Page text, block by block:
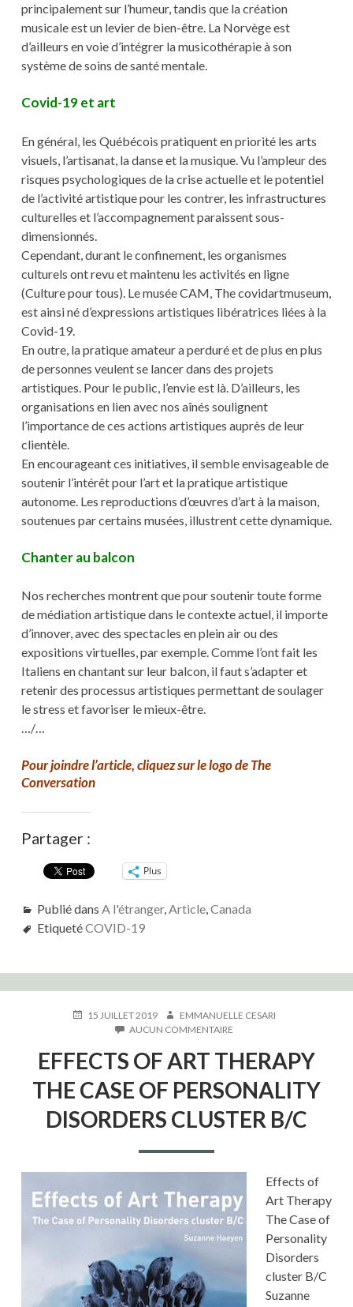
principalement sur l’humeur, tandis que la création
musicale est un levier de bien-être. La Norvège est
d’ailleurs en voie d’intégrer la musicothérapie à son
système de soins de santé mentale.
Covid-19 et art
En général, les Québécois pratiquent en priorité les arts
visuels, l’artisanat, la danse et la musique. Vu l’ampleur des
risques psychologiques de la crise actuelle et le potentiel
de l’activité artistique pour les contrer, les infrastructures
culturelles et l’accompagnement paraissent sous-
dimensionnés.
Cependant, durant le confinement, les organismes
culturels ont revu et maintenu les activités en ligne
(Culture pour tous). Le musée CAM, The covidartmuseum,
est ainsi né d’expressions artistiques libératrices liées à la
Covid-19.
En outre, la pratique amateur a perduré et de plus en plus
de personnes veulent se lancer dans des projets
artistiques. Pour le public, l’envie est là. D’ailleurs, les
organisations en lien avec nos aînés soulignent
l’importance de ces actions artistiques auprès de leur
clientèle.
En encourageant ces initiatives, il semble envisageable de
soutenir l’intérêt pour l’art et la pratique artistique
autonome. Les reproductions d’œuvres d’art à la maison,
soutenues par certains musées, illustrent cette dynamique.
Chanter au balcon
Nos recherches montrent que pour soutenir toute forme
de médiation artistique dans le contexte actuel, il importe
d’innover, avec des spectacles en plein air ou des
expositions virtuelles, par exemple. Comme l’ont fait les
Italiens en chantant sur leur balcon, il faut s’adapter et
retenir des processus artistiques permettant de soulager
le stress et favoriser le mieux-être.
…/…
Pour joindre l’article, cliquez sur le logo de The
Conversation
Partager :
Plus
Publié dans A l'étranger,Article,Canada
EtiquetéCOVID-19
PUBLIÉ15 JUILLET 2019 AUTEUR
EMMANUELLE CESARI
AUCUN COMMENTAIRE
OF
ART
THERAPY
THE
CASE
OF
CLUSTER
EFFECTS OF ART THERAPY
THE CASE OF PERSONALITY
DISORDERS CLUSTER B/C
Effects of
Art Therapy
The Case of
Personality
Disorders
cluster B/C
Suzanne